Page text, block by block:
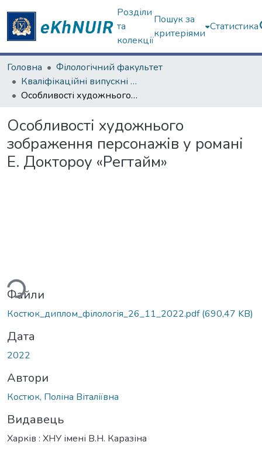
Розділи
та
колекції
Пошук за
критеріями
Статистика
Головна
Філологічний факультет
Кваліфікаційні випускні роботи магістрів. Філологічний факультет
Особливості художнього зображення персонажів у романі Е. Доктороу «Регтайм»
Особливості художнього
зображення персонажів у романі
Е. Доктороу «Регтайм»
Файли
Костюк_диплом_філологія_26_11_2022.pdf(690,47 KB)
Дата
2022
Автори
Костюк, Поліна Віталіївна
Видавець
Харків : ХНУ імені В.Н. Каразіна